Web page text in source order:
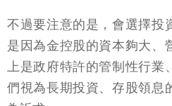
不過要注意的是，會選擇投
是因為金控股的資本夠大、
上是政府特許的管制性行業
們視為長期投資、存股領息